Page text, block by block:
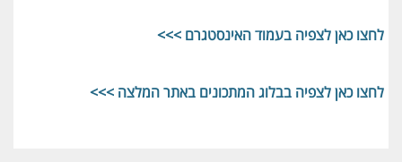
לחצו כאן לצפיה בעמוד האינסטגרם >>>
לחצו כאן לצפיה בבלוג המתכונים באתר המלצה >>>